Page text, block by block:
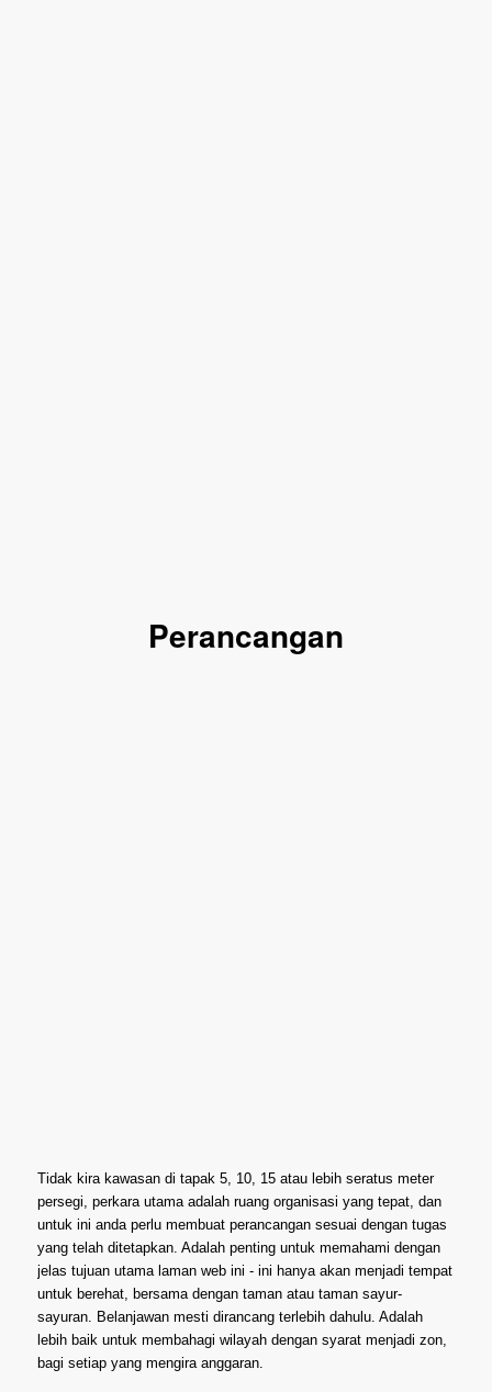
Perancangan
Tidak kira kawasan di tapak 5, 10, 15 atau lebih seratus meter
persegi, perkara utama adalah ruang organisasi yang tepat, dan
untuk ini anda perlu membuat perancangan sesuai dengan tugas
yang telah ditetapkan. Adalah penting untuk memahami dengan
jelas tujuan utama laman web ini - ini hanya akan menjadi tempat
untuk berehat, bersama dengan taman atau taman sayur-
sayuran. Belanjawan mesti dirancang terlebih dahulu. Adalah
lebih baik untuk membahagi wilayah dengan syarat menjadi zon,
bagi setiap yang mengira anggaran.